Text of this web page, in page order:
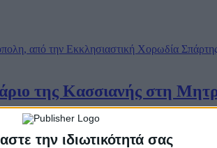
την ιδιωτικότητά σας
της Κασσιανής στη